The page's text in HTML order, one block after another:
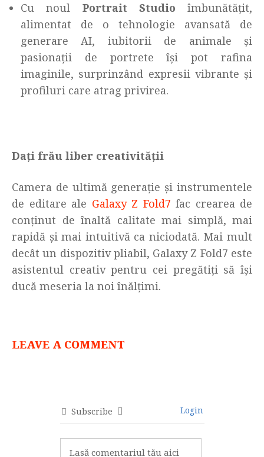
Cu noul Portrait Studio îmbunătățit,
alimentat de o tehnologie avansată de
generare AI, iubitorii de animale și
pasionații de portrete își pot rafina
imaginile, surprinzând expresii vibrante și
profiluri care atrag privirea.
Dați frău liber creativității
Camera de ultimă generație și instrumentele
de editare ale Galaxy Z Fold7 fac crearea de
conținut de înaltă calitate mai simplă, mai
rapidă și mai intuitivă ca niciodată. Mai mult
decât un dispozitiv pliabil, Galaxy Z Fold7 este
asistentul creativ pentru cei pregătiți să își
ducă meseria la noi înălțimi.
LEAVE A COMMENT
Subscribe Login